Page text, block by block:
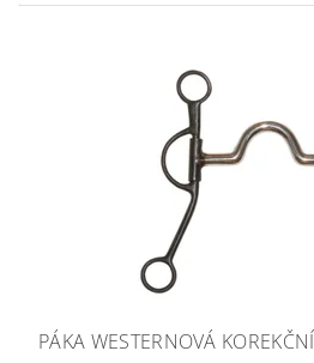
PÁKA WESTERNOVÁ KOREKČNÍ